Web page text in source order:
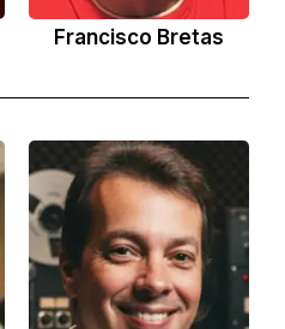
Francisco Bretas